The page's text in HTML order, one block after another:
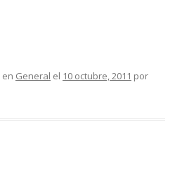
General el 10 octubre, 2011 por